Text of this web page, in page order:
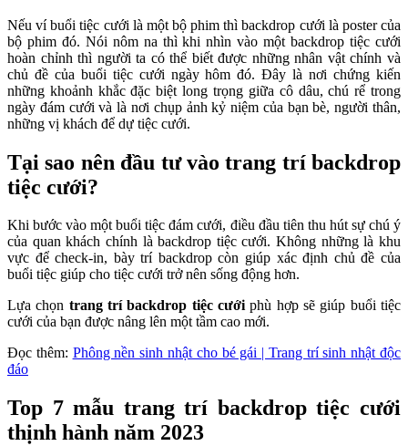
Nếu ví buổi tiệc cưới là một bộ phim thì backdrop cưới là poster của
bộ phim đó. Nói nôm na thì khi nhìn vào một backdrop tiệc cưới
hoàn chỉnh thì người ta có thể biết được những nhân vật chính và
chủ đề của buổi tiệc cưới ngày hôm đó. Đây là nơi chứng kiến
những khoảnh khắc đặc biệt long trọng giữa cô dâu, chú rể trong
ngày đám cưới và là nơi chụp ảnh kỷ niệm của bạn bè, người thân,
những vị khách để dự tiệc cưới.
Tại sao nên đầu tư vào trang trí backdrop
tiệc cưới?
Khi bước vào một buổi tiệc đám cưới, điều đầu tiên thu hút sự chú ý
của quan khách chính là backdrop tiệc cưới. Không những là khu
vực để check-in, bày trí backdrop còn giúp xác định chủ đề của
buổi tiệc giúp cho tiệc cưới trở nên sống động hơn.
Lựa chọn trang trí backdrop tiệc cướiphù hợp sẽ giúp buổi tiệc
cưới của bạn được nâng lên một tầm cao mới.
Đọc thêm: Phông nền sinh nhật cho bé gái | Trang trí sinh nhật độc
đáo
Top 7 mẫu trang trí backdrop tiệc cưới
thịnh hành năm 2023